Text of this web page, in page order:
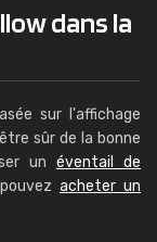
dans la
sur l'affichage
sûr de la bonne
un éventail de
acheter un